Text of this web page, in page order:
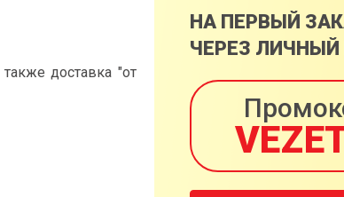
доставка "от
НА ПЕРВЫЙ
ЧЕРЕЗ ЛИЧНЫЙ